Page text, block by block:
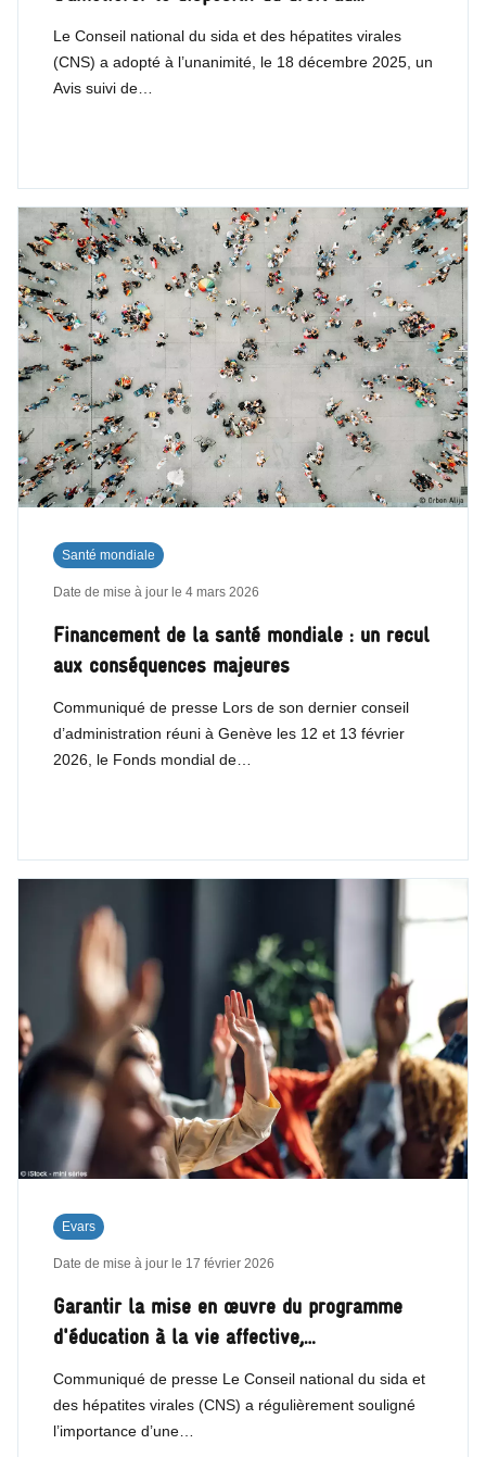
Le Conseil national du sida et des hépatites virales
(CNS) a adopté à l’unanimité, le 18 décembre 2025, un
Avis suivi de…
Financement de la santé mondiale : un recul
aux conséquences majeures
Communiqué de presse Lors de son dernier conseil
d’administration réuni à Genève les 12 et 13 février
2026, le Fonds mondial de…
Santé mondiale
Date de mise à jour le 4 mars 2026
Garantir la mise en œuvre du programme
d'éducation à la vie affective,…
Communiqué de presse Le Conseil national du sida et
des hépatites virales (CNS) a régulièrement souligné
l’importance d’une…
Evars
Date de mise à jour le 17 février 2026